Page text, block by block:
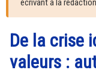
écrivant à la
De la crise
valeurs :